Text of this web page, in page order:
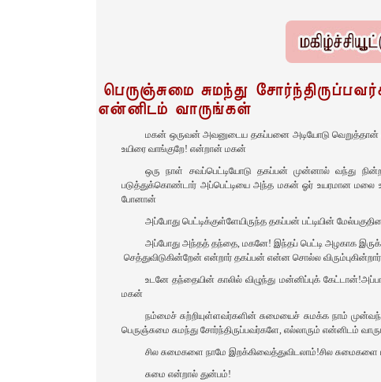
பெருஞ்சுமை சுமந்து
என்னிடம் வாருங்கள்
மகன் ஒருவன் அவனுடைய தகப்பனை அடியோடு
உயிரை வாங்குறே! என்றான் மகன்
ஒரு நாள் சவப்‌பெட்டியோடு தகப்பன் முன்னால் வந்து
படுத்துக்கொண்டார் அப்பெட்டியை அந்த மகன் ஓர் உயரமான மலை
போனான்
அப்போது பெட்டிக்குள்ளேயிருந்த தகப்பன் பட்டியின்
அப்போது அந்தத் தந்தை, மகனே! இந்தப் பெட்டி அழகாக
செத்துவிடுகின்றேன் என்றார் தகப்பன் என்ன சொல்ல
உடனே தந்தையின் காலில் விழுந்து மன்னிப்புக்
மகன்
நம்மைச் சுற்றியுள்ளவர்களின் சுமையைச் சுமக்க நாம்
பெருஞ்சுமை சுமந்து சோர்ந்திருப்பவர்களே, எல்லாரும் என்னிடம்
சில சுமைகளை நாமே இறக்கிவைத்துவிடலாம்!சில
சுமை என்றால் துன்பம்‌!